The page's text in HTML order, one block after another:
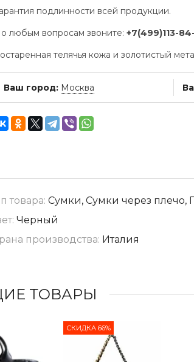
подлинности всей продукции.
любым вопросам звоните: +7(499)113-
телячья кожа и золотистый
Ваш город: Москва
товара: Сумки, Сумки через плечо,
Черный
производства: Италия
ТОВАРЫ
СКИДКА 66%